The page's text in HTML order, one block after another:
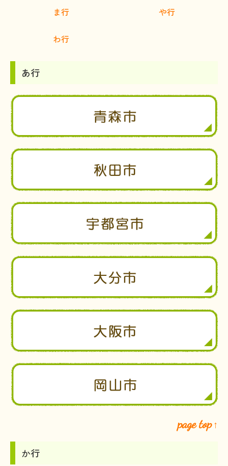
ま行 や行
わ行
あ行
page top ↑
か行